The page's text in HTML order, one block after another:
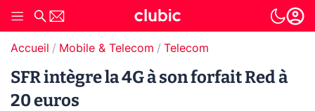
Accueil Mobile & Telecom Telecom
SFR intègre la 4G à son forfait Red à
20 euros